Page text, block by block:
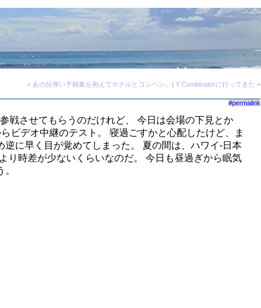
< あの分厚い予稿集を抱えてホテルとコンベン... Y Combinatorに行ってきた >
#permalink
戦させてもらうのだけれど、 今日は会場の下見とか
ビデオ中継のテスト。 寝過ごすかと心配したけど、ま
逆に早く目が覚めてしまった。 夏の間は、ハワイ-日本
り時差が少ないくらいなのだ。 今日も昼過ぎから眠気